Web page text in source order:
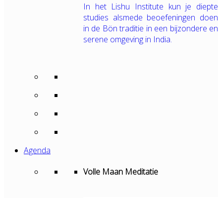
In het Lishu Institute kun je diepte
studies alsmede beoefeningen doen
in de Bön traditie in een bijzondere en
serene omgeving in India.
Agenda
Volle Maan Meditatie